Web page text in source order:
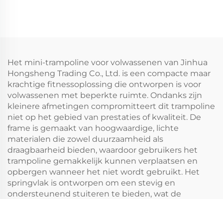
Het mini-trampoline voor volwassenen van Jinhua
Hongsheng Trading Co., Ltd. is een compacte maar
krachtige fitnessoplossing die ontworpen is voor
volwassenen met beperkte ruimte. Ondanks zijn
kleinere afmetingen compromitteert dit trampoline
niet op het gebied van prestaties of kwaliteit. De
frame is gemaakt van hoogwaardige, lichte
materialen die zowel duurzaamheid als
draagbaarheid bieden, waardoor gebruikers het
trampoline gemakkelijk kunnen verplaatsen en
opbergen wanneer het niet wordt gebruikt. Het
springvlak is ontworpen om een stevig en
ondersteunend stuiteren te bieden, wat de